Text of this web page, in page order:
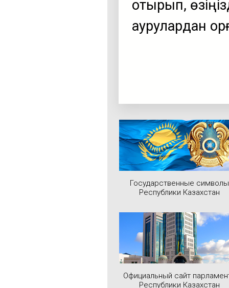
отырып,
аурулардан
Государственные символы
Республики Казахстан
Официальный сайт
Республики Казахстан